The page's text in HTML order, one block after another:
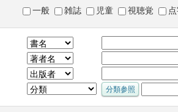
一般 雑誌 児童 視聴覚